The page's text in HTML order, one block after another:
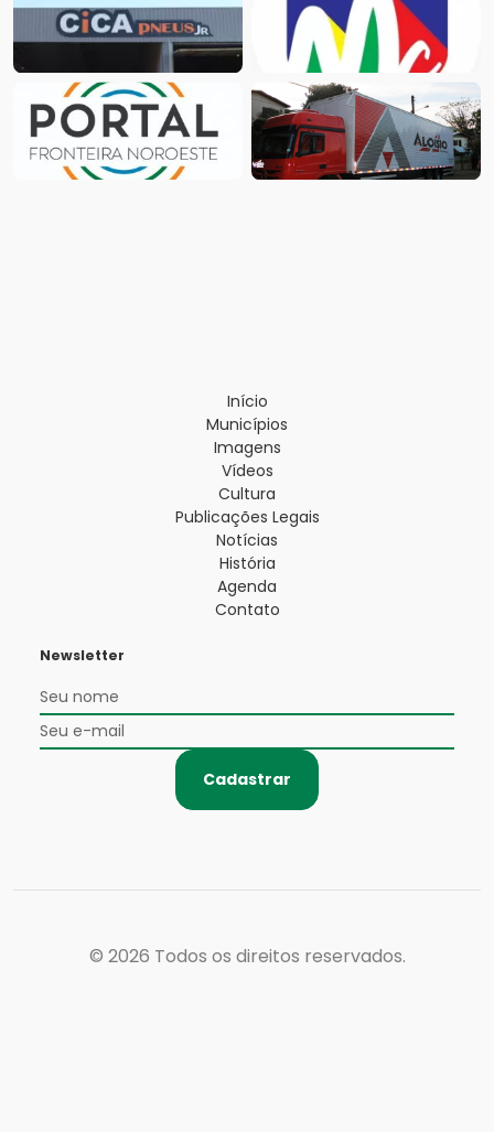
Início
Municípios
Imagens
Vídeos
Cultura
Publicações Legais
Notícias
História
Agenda
Contato
Newsletter
Cadastrar
© 2026 Todos os direitos reservados.